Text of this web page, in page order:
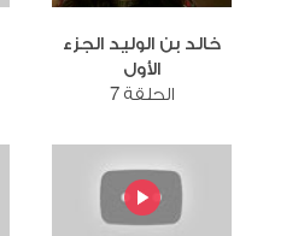
خالد بن الوليد الجزء
الأول
الحلقة 7